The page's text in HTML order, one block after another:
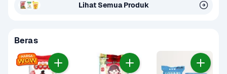
Lihat Semua Produk
Beras